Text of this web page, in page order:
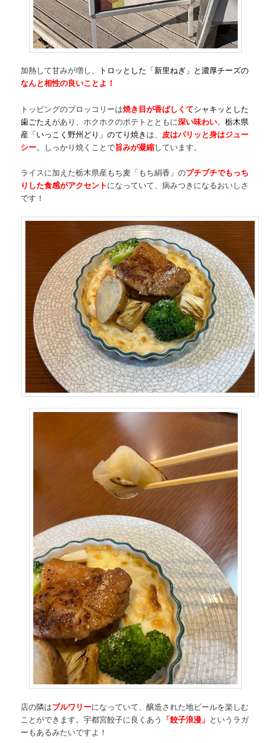
加熱して甘みが増し、
トロッとした「新里ねぎ」と濃厚チーズの
なんと相性の良いことよ！
トッピングのブロッコリーは焼き目が香ばしくてシャキッとした
歯ごたえがあり、ホクホクのポテトとともに深い味わい。栃木県
産「いっこく野州どり」のてり焼き は、
皮はパリッと身はジュー
シー。しっかり焼くことで旨みが凝縮しています。
ライスに加えた栃木県産もち麦「もち絹香」のプチプチでもっち
りした食感がアクセントになっていて、病みつきになるおいしさ
です！
店の隣はブルワリーになっていて、醸造された地ビールを楽しむ
ことができます。宇都宮餃子に良くあう 「餃子浪漫」 というラガ
ーもあるみたいですよ！